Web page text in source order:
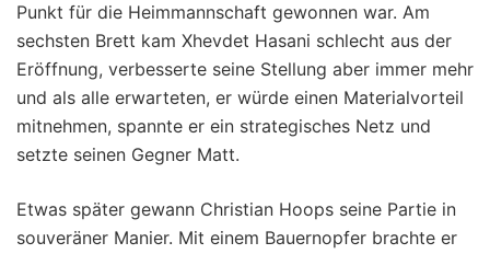
Punkt für die Heimmannschaft gewonnen war. Am
sechsten Brett kam Xhevdet Hasani schlecht aus der
Eröffnung, verbesserte seine Stellung aber immer mehr
und als alle erwarteten, er würde einen Materialvorteil
mitnehmen, spannte er ein strategisches Netz und
setzte seinen Gegner Matt.
Etwas später gewann Christian Hoops seine Partie in
souveräner Manier. Mit einem Bauernopfer brachte er